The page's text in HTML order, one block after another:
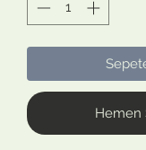
Hemen